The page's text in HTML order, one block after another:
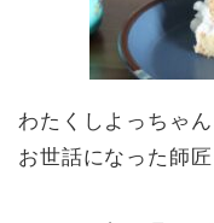
わたくしよっちゃ
お世話になった師匠